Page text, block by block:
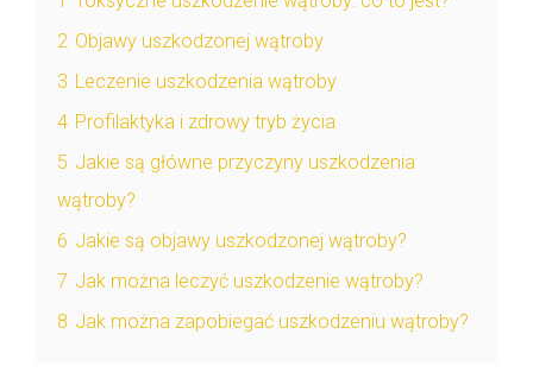
2 Objawy uszkodzonej wątroby
3 Leczenie uszkodzenia wątroby
4 Profilaktyka i zdrowy tryb życia
5 Jakie są główne przyczyny uszkodzenia
wątroby?
6 Jakie są objawy uszkodzonej wątroby?
7 Jak można leczyć uszkodzenie wątroby?
8 Jak można zapobiegać uszkodzeniu wątroby?